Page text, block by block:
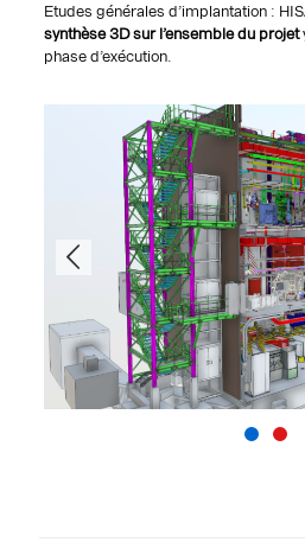
Etudes générales d’implantation :
synthèse 3D sur l’ensemble du projet
phase d’exécution.